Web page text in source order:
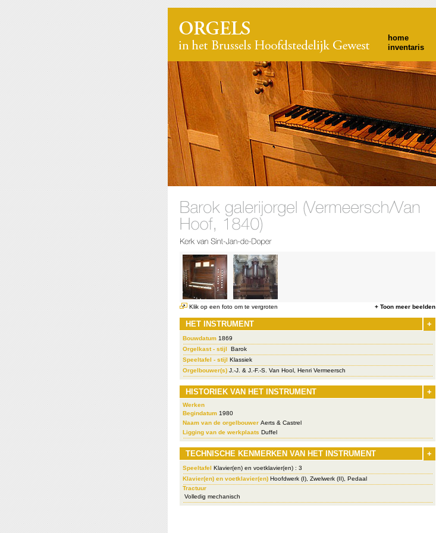
home
inventaris
Klik op een foto om te vergroten + Toon meer beelden
+
HET INSTRUMENT
Bouwdatum 1869
Orgelkast - stijl
Barok
Speeltafel - stijl Klassiek
Orgelbouwer(s) J.-J. & J.-F.-S. Van Hool, Henri Vermeersch
+
HISTORIEK VAN HET INSTRUMENT
Werken
Begindatum 1980
Naam van de orgelbouwer Aerts & Castrel
Ligging van de werkplaats Duffel
+
TECHNISCHE KENMERKEN VAN HET INSTRUMENT
Speeltafel Klavier(en) en voetklavier(en) : 3
Klavier(en) en voetklavier(en) Hoofdwerk (I), Zwelwerk (II), Pedaal
Tractuur
Volledig mechanisch